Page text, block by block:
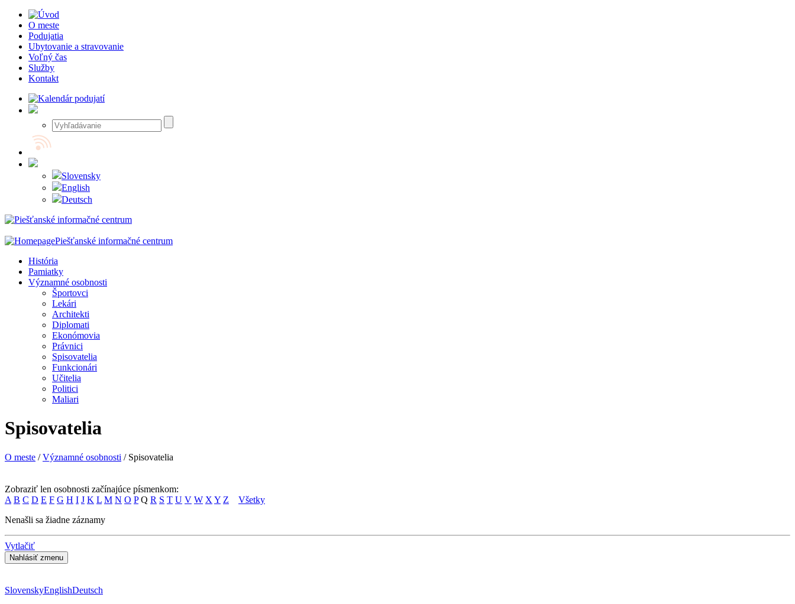
O meste
Podujatia
Ubytovanie a stravovanie
Voľný čas
Služby
Kontakt
Slovensky
English
Deutsch
Piešťanské informačné centrum
História
Pamiatky
Významné osobnosti
Športovci
Lekári
Architekti
Diplomati
Ekonómovia
Právnici
Spisovatelia
Funkcionári
Učitelia
Politici
Maliari
Spisovatelia
O meste /Významné osobnosti / Spisovatelia
Zobraziť len osobnosti začínajúce písmenkom:
A B C D E F G H I J K L M N O P Q R S T U V W X Y Z
Všetky
Nenašli sa žiadne záznamy
Vytlačiť
SlovenskyEnglishDeutsch